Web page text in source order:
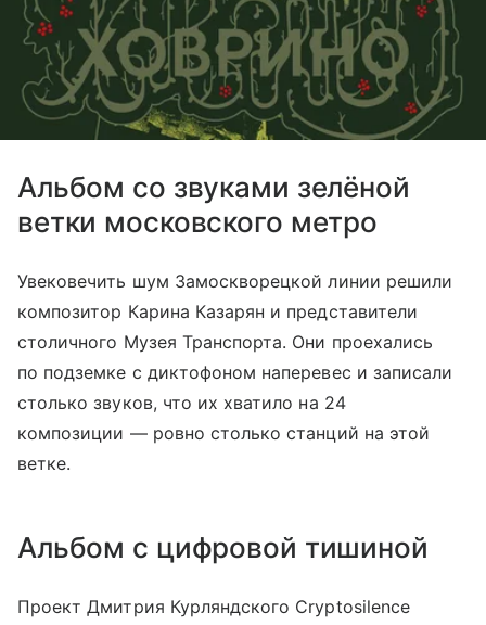
Альбом со звуками зелёной
ветки московского метро
Увековечить шум Замоскворецкой линии решили
композитор Карина Казарян и представители
столичного Музея Транспорта. Они проехались
по подземке с диктофоном наперевес и записали
столько звуков, что их хватило на 24
композиции — ровно столько станций на этой
ветке.
Альбом с цифровой тишиной
Проект Дмитрия Курляндского Cryptosilence